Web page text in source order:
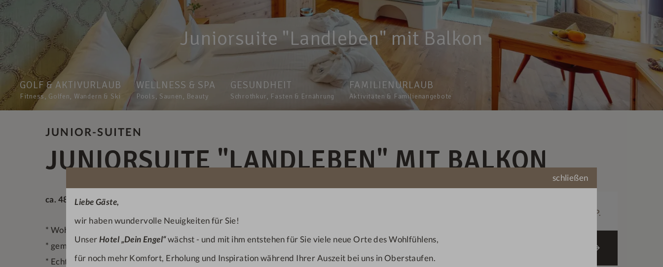
schließen
Liebe Gäste,
wir haben wundervolle Neuigkeiten für Sie!
UnserHotel „Dein Engel“wächst - und mit ihm entstehen für Sie viele neue Orte des Wohlfühlens,
für noch mehr Komfort, Erholung und Inspiration während Ihrer Auszeit bei uns in Oberstaufen.
Juniorsuite "Landleben" mit Balkon
GOLF & AKTIVURLAUB
Fitness, Golfen, Wandern & Ski
WELLNESS & SPA
Pools, Saunen, Beauty
GESUNDHEIT
Schrothkur, Fasten & Ernährung
FAMILIENURLAUB
Aktivitäten & Familienangebote
JUNIOR-SUITEN
JUNIORSUITE "LANDLEBEN" MIT BALKON
ca. 48 qm, im Stammhaus zur Ortsseite gelegen
* Wohn-Schlafraum mit hochwertigem Kingsize-Boxspringbett
* gemütliche Sitzecke mit Kachelofen
* Echtholzfußboden
p. P.